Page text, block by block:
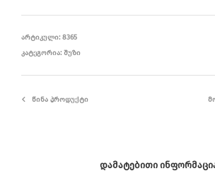
ᲐᲠᲢᲘᲙᲣᲚᲘ: 8365
ᲙᲐᲢᲔᲒᲝᲠᲘᲐ: ᲨᲣᲖᲘ
ᲬᲘᲜᲐ ᲞᲠᲝᲓᲣᲥᲢᲘ
ᲓᲐᲛᲐᲢᲔᲑᲘᲗᲘ